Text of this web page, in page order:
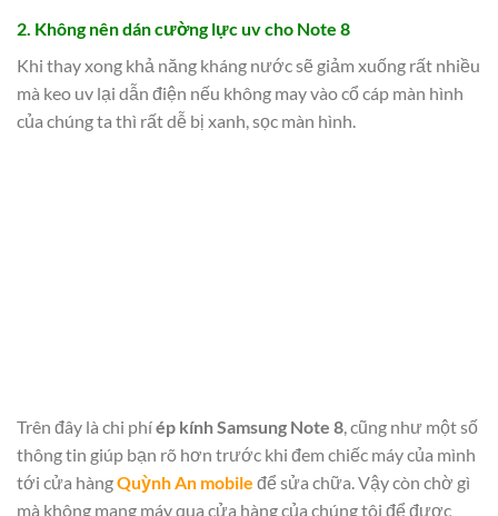
2. Không nên dán cường lực uv cho Note 8
Khi thay xong khả năng kháng nước sẽ giảm xuống rất nhiều
mà keo uv lại dẫn điện nếu không may vào cổ cáp màn hình
của chúng ta thì rất dễ bị xanh, sọc màn hình.
Trên đây là chi phíép kính Samsung Note 8, cũng như một số
thông tin giúp bạn rõ hơn trước khi đem chiếc máy của mình
tới cửa hàngQuỳnh An mobile để sửa chữa. Vậy còn chờ gì
mà không mang máy qua cửa hàng của chúng tôi để được